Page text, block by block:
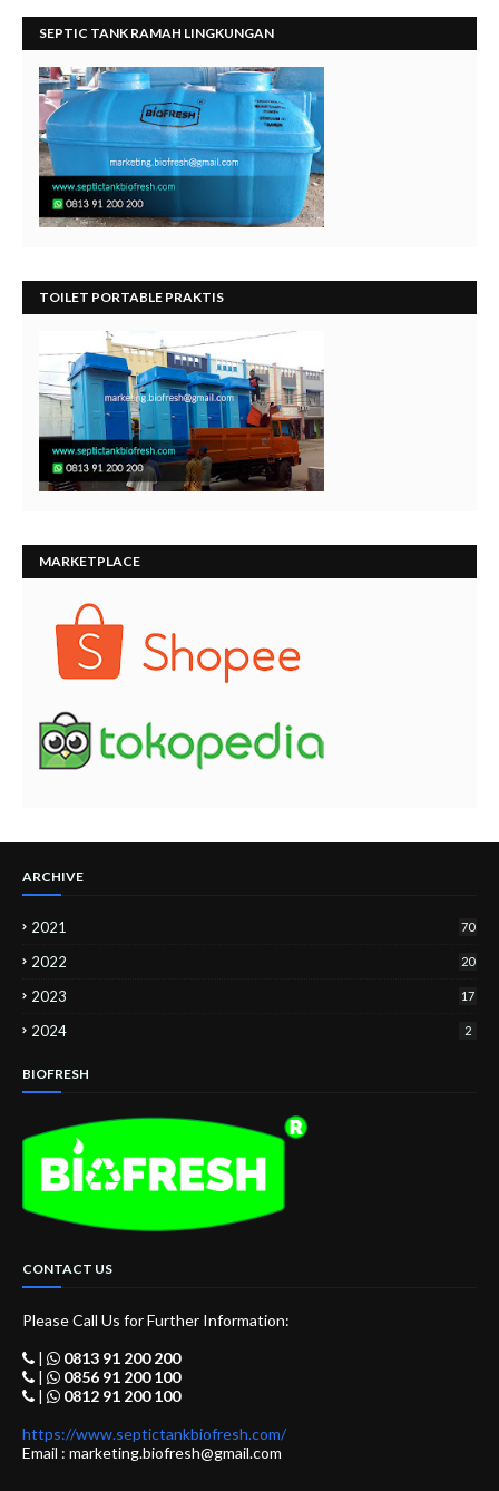
SEPTIC TANK RAMAH LINGKUNGAN
TOILET PORTABLE PRAKTIS
MARKETPLACE
ARCHIVE
2021 70
2022 20
2023 17
2024 2
BIOFRESH
CONTACT US
Please Call Us for Further Information:
|
0813 91 200 200
|
0856 91 200 100
|
0812 91 200 100
https://www.septictankbiofresh.com/
Email : marketing.biofresh@gmail.com